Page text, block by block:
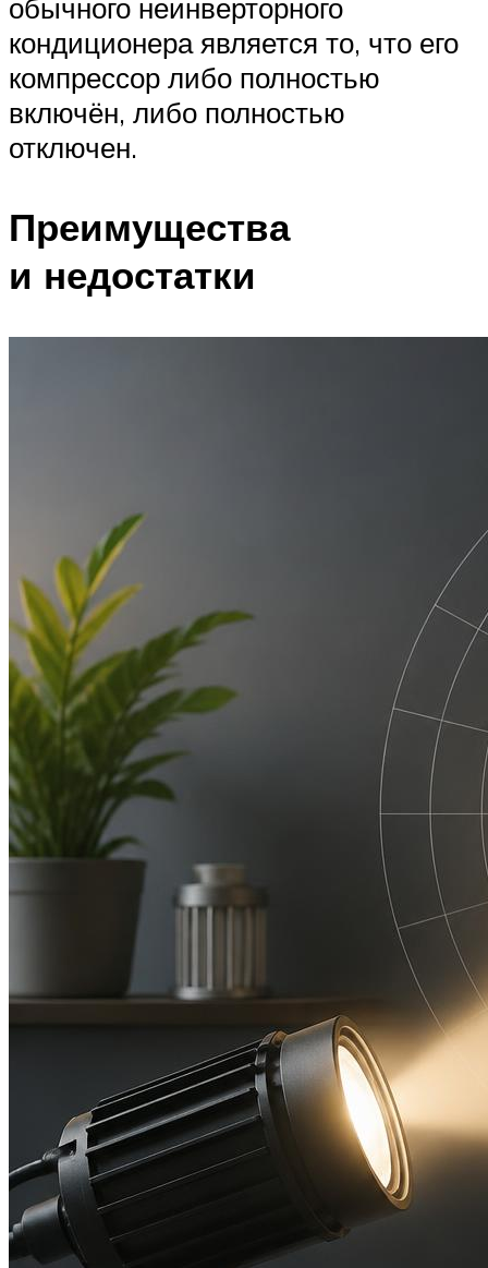
обычного неинверторного
кондиционера является то, что его
компрессор либо полностью
включён, либо полностью
отключен.
Преимущества
и недостатки